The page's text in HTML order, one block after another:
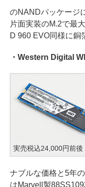
のNANDパッケージ
片面実装のM.2で最
D 960 EVO同様に銅
・Western Digital
実売税込24,000円前後
ナブルな価格と5年
はMarvell製